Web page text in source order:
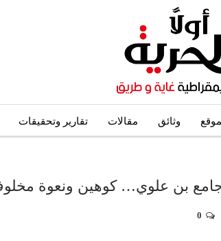
وثائق مقالات تقارير وتحقيقات
بن علوي… كوهين ونعوة